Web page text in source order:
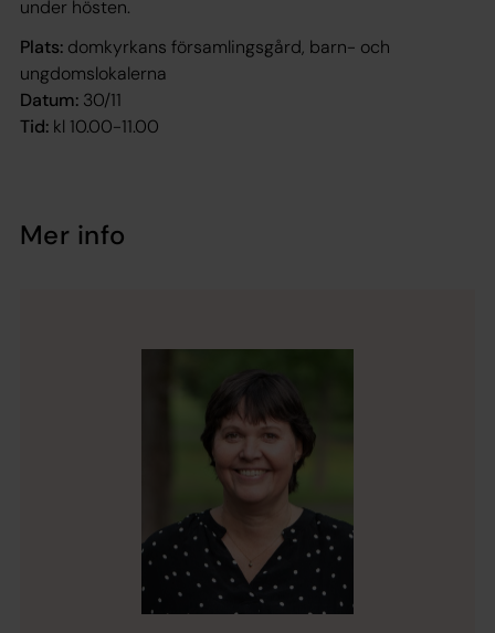
under hösten.
Plats: domkyrkans församlingsgård, barn- och
ungdomslokalerna
Datum: 30/11
Tid: kl 10.00-11.00
Mer info